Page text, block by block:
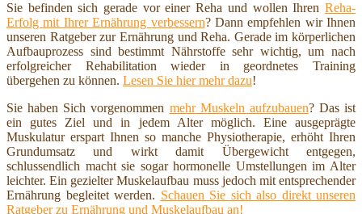
Sie befinden sich gerade vor einer Reha und wollen Ihren Reha-
Erfolg mit Ihrer Ernährung verbessern? Dann empfehlen wir Ihnen
unseren Ratgeber zur Ernährung und Reha. Gerade im körperlichen
Aufbauprozess sind bestimmt Nährstoffe sehr wichtig, um nach
erfolgreicher Rehabilitation wieder in geordnetes Training
übergehen zu können. Lesen Sie hier mehr dazu!
Sie haben Sich vorgenommen mehr Muskeln aufzubauen? Das ist
ein gutes Ziel und in jedem Alter möglich. Eine ausgeprägte
Muskulatur erspart Ihnen so manche Physiotherapie, erhöht Ihren
Grundumsatz und wirkt damit Übergewicht entgegen,
schlussendlich macht sie sogar hormonelle Umstellungen im Alter
leichter. Ein gezielter Muskelaufbau muss jedoch mit entsprechender
Ernährung begleitet werden. Schauen Sie sich also direkt unseren
Ratgeber zu Ernährung und Muskelaufbau an!